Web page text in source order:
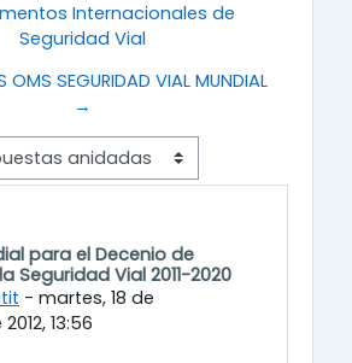
Internacionales de
Seguridad Vial
OMS SEGURIDAD VIAL MUNDIAL
→
para el Decenio de
Seguridad Vial 2011-2020
- martes, 18 de
13:56
0